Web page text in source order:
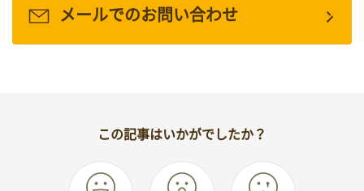
メールでのお問い合わせ
この記事はいかがでしたか？